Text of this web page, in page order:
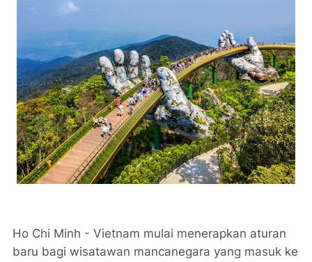
Ho Chi Minh - Vietnam mulai menerapkan aturan
baru bagi wisatawan mancanegara yang masuk ke